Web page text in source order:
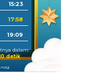
15:23
17:58
19:09
dalam:
detik